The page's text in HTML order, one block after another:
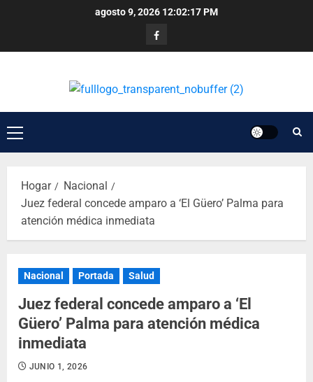
agosto 9, 2026 12:02:18 PM
Hogar
Nacional
Juez federal concede amparo a ‘El Güero’ Palma para
atención médica inmediata
Nacional Portada Salud
Juez federal concede amparo a ‘El
Güero’ Palma para atención médica
inmediata
JUNIO 1, 2026